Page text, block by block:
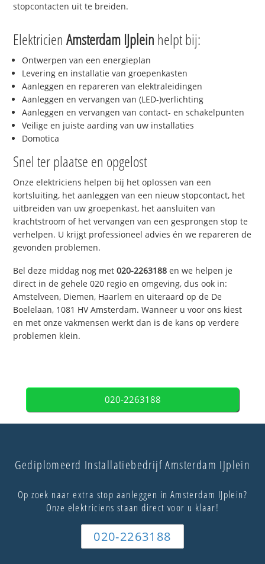
stopcontacten uit te breiden.
ElektricienAmsterdam IJplein helpt bij:
Ontwerpen van een energieplan
Levering en installatie van groepenkasten
Aanleggen en repareren van elektraleidingen
Aanleggen en vervangen van (LED-)verlichting
Aanleggen en vervangen van contact- en schakelpunten
Veilige en juiste aarding van uw installaties
Domotica
Snel ter plaatse en opgelost
Onze elektriciens helpen bij het oplossen van een
kortsluiting, het aanleggen van een nieuw stopcontact, het
uitbreiden van uw groepenkast, het aansluiten van
krachtstroom of het vervangen van een gesprongen stop te
verhelpen. U krijgt professioneel advies én we repareren de
gevonden problemen.
Bel deze middag nog met020-2263188 en we helpen je
direct in de gehele 020 regio en omgeving, dus ook in:
Amstelveen, Diemen, Haarlem en uiteraard op de De
Boelelaan, 1081 HV Amsterdam. Wanneer u voor ons kiest
en met onze vakmensen werkt dan is de kans op verdere
problemen klein.
020-2263188
Gediplomeerd Installatiebedrijf Amsterdam IJplein
Op zoek naar extra stop aanleggen in Amsterdam IJplein?
Onze elektriciens staan direct voor u klaar!
020-2263188